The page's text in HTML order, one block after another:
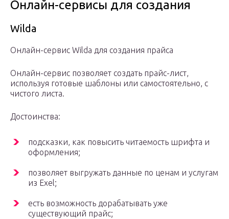
Онлайн-сервисы для создания
Wilda
Онлайн-сервис Wilda для создания прайса
Онлайн-сервис позволяет создать прайс-лист,
используя готовые шаблоны или самостоятельно, с
чистого листа.
Достоинства:
подсказки, как повысить читаемость шрифта и
оформления;
позволяет выгружать данные по ценам и услугам
из Exel;
есть возможность дорабатывать уже
существующий прайс;